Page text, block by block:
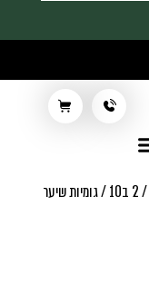
/2 ב10
/ גומיות שיער